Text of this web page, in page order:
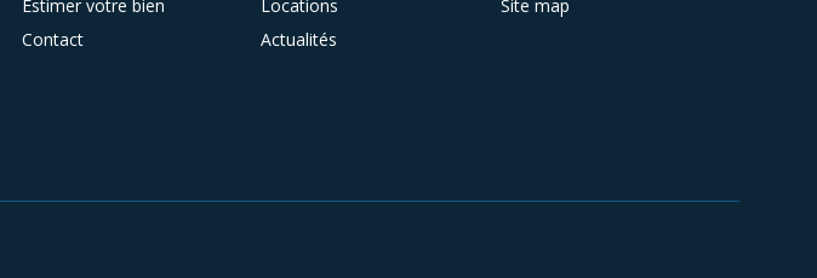
Estimer votre bien
Locations
Site map
Contact
Actualités